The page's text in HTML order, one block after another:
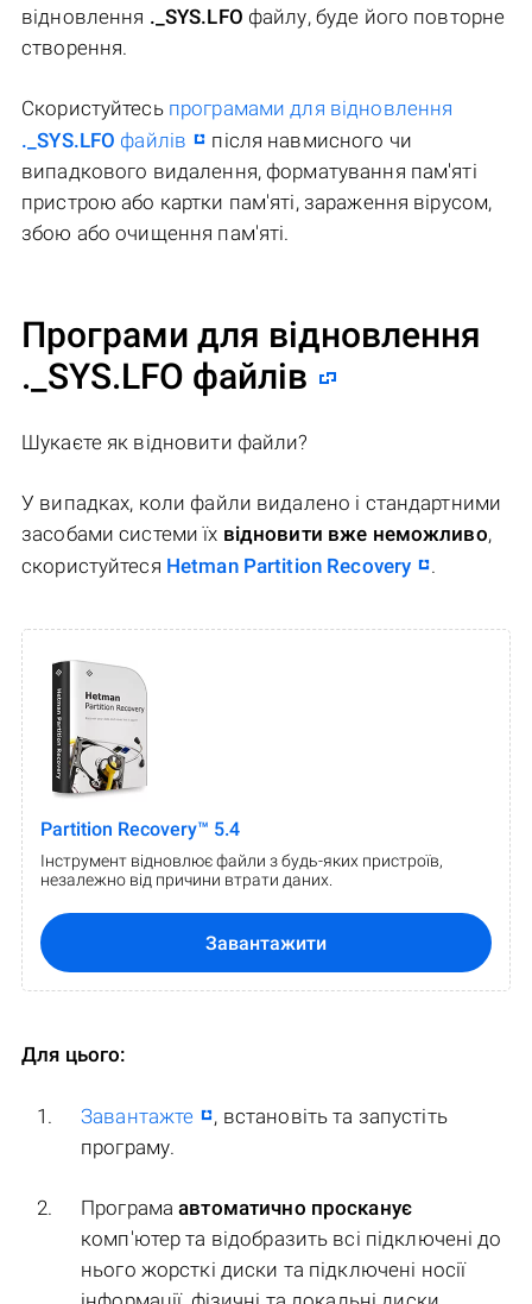
відновлення ._SYS.LFO файлу, буде його повторне
створення.
Скористуйтесь програмами для відновлення
._SYS.LFO файлів
після навмисного чи
випадкового видалення, форматування пам'яті
пристрою або картки пам'яті, зараження вірусом,
збою або очищення пам'яті.
Програми для відновлення
._SYS.LFO файлів
Шукаєте як відновити файли?
У випадках, коли файли видалено і стандартними
засобами системи їх відновити вже неможливо,
скористуйтеся Hetman Partition Recovery .
Partition Recovery™ 5.4
Інструмент відновлює файли з будь-яких пристроїв,
незалежно від причини втрати даних.
Завантажити
Для цього:
Завантажте
, встановіть та запустіть
програму.
Програмаавтоматично просканує
комп'ютер та відобразить всі підключені до
нього жорсткі диски та підключені носії